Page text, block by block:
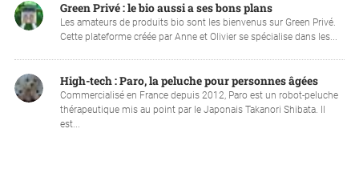
Green Privé : le bio aussi a ses bons plans
Les amateurs de produits bio sont les bienvenus sur Green Privé.
Cette plateforme créée par Anne et Olivier se spécialise dans les...
High-tech : Paro, la peluche pour personnes âgées
Commercialisé en France depuis 2012, Paro est un robot-peluche
thérapeutique mis au point par le Japonais Takanori Shibata. Il
est...